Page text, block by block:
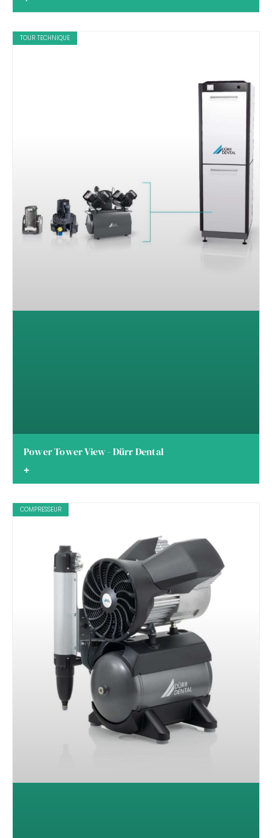
TOUR TECHNIQUE
Power Tower View - Dürr Dental
+
COMPRESSEUR